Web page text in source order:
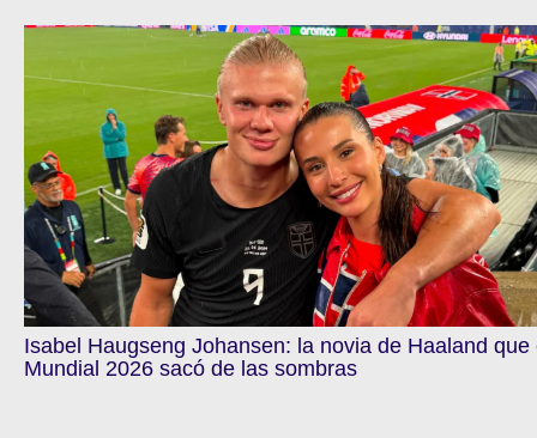
Isabel Haugseng Johansen: la novia de Haaland que
Mundial 2026 sacó de las sombras